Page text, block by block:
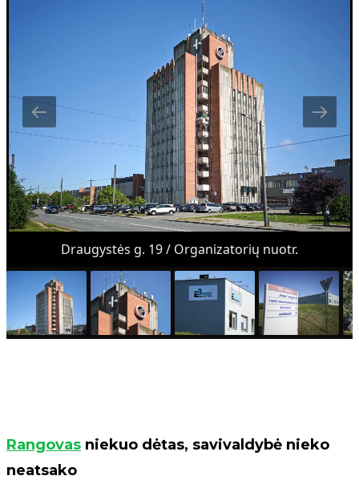
Draugystės g. 19 / Organizatorių nuotr.
Rangovas niekuo dėtas, savivaldybė nieko
neatsako